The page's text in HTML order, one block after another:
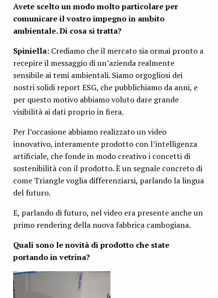
Avete scelto un modo molto particolare per
comunicare il vostro impegno in ambito
ambientale. Di cosa si tratta?
Spiniella:Crediamo che il mercato sia ormai pronto a
recepire il messaggio di un’azienda realmente
sensibile ai temi ambientali. Siamo orgogliosi dei
nostri solidi report ESG, che pubblichiamo da anni, e
per questo motivo abbiamo voluto dare grande
visibilità ai dati proprio in fiera.
Per l’occasione abbiamo realizzato un video
innovativo, interamente prodotto con l’intelligenza
artificiale, che fonde in modo creativo i concetti di
sostenibilità con il prodotto. È un segnale concreto di
come Triangle voglia differenziarsi, parlando la lingua
del futuro.
E, parlando di futuro, nel video era presente anche un
primo rendering della nuova fabbrica cambogiana.
Quali sono le novità di prodotto che state
portando in vetrina?